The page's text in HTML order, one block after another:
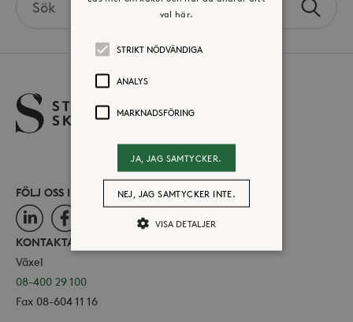
the
Sök
FÖLJ OSS I SOCIALA MEDIER
LinkedInFacebook
KONTAKTA OSS
Växel
08-400 29 100
Fax 08-604 11 16
val här.
STRIKT NÖDVÄNDIGA
ANALYS
MARKNADSFÖRING
JA, JAG SAMTYCKER.
NEJ, JAG SAMTYCKER INTE.
VISA DETALJER